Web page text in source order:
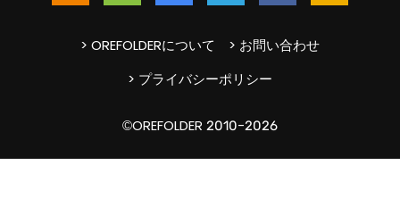
> OREFOLDERについて
> お問い合わせ
> プライバシーポリシー
©OREFOLDER 2010-2026